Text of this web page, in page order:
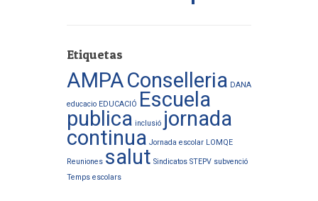
Etiquetas
AMPAConselleria DANA
educacio EDUCACIÓ Escuela
publica inclusió jornada
continua Jornada escolar LOMQE
Reuniones salut Sindicatos STEPV subvenció
Temps escolars